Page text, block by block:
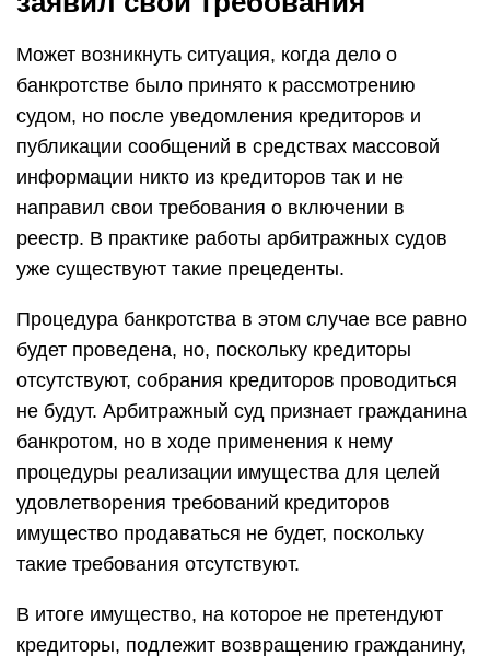
Может возникнуть ситуация, когда дело о
банкротстве было принято к рассмотрению
судом, но после уведомления кредиторов и
публикации сообщений в средствах массовой
информации никто из кредиторов так и не
направил свои требования о включении в
реестр. В практике работы арбитражных судов
уже существуют такие прецеденты.
Процедура банкротства в этом случае все равно
будет проведена, но, поскольку кредиторы
отсутствуют, собрания кредиторов проводиться
не будут. Арбитражный суд признает гражданина
банкротом, но в ходе применения к нему
процедуры реализации имущества для целей
удовлетворения требований кредиторов
имущество продаваться не будет, поскольку
такие требования отсутствуют.
В итоге имущество, на которое не претендуют
кредиторы, подлежит возвращению гражданину,